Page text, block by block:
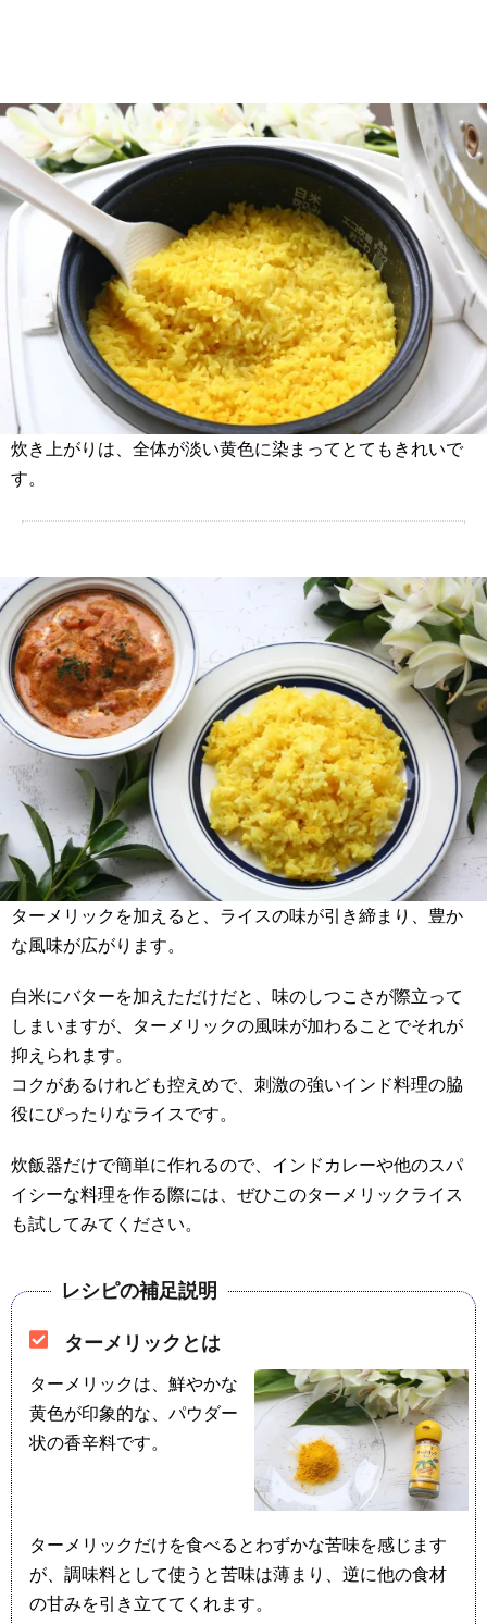
炊き上がりは、全体が淡い黄色に染まってとてもきれいで
す。
ターメリックを加えると、ライスの味が引き締まり、豊か
な風味が広がります。
白米にバターを加えただけだと、味のしつこさが際立って
しまいますが、ターメリックの風味が加わることでそれが
抑えられます。
コクがあるけれども控えめで、刺激の強いインド料理の脇
役にぴったりなライスです。
炊飯器だけで簡単に作れるので、インドカレーや他のスパ
イシーな料理を作る際には、ぜひこのターメリックライス
も試してみてください。
レシピの補足説明
ターメリックとは
ターメリックは、鮮やかな
黄色が印象的な、パウダー
状の香辛料です。
ターメリックだけを食べるとわずかな苦味を感じます
が、調味料として使うと苦味は薄まり、逆に他の食材
の甘みを引き立ててくれます。